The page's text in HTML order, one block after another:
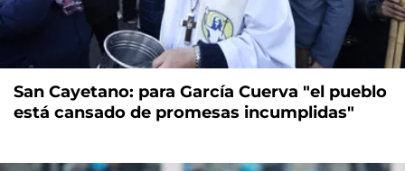
San Cayetano: para García Cuerva "el pueblo
está cansado de promesas incumplidas"